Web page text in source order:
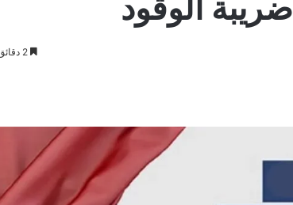
الوقود